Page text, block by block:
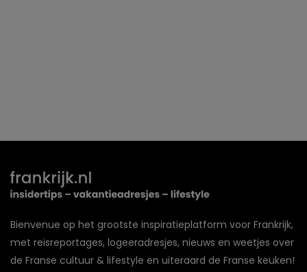
Bienvenue op het grootste inspiratieplatform voor Frankrijk,
met reisreportages, logeeradresjes, nieuws en weetjes over
de Franse cultuur & lifestyle en uiteraard de Franse keuken!